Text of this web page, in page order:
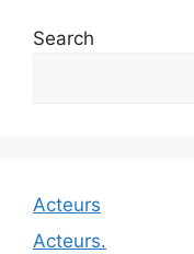
Search
Acteurs
Acteurs.